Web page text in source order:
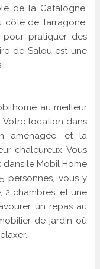
de la Catalogne,
de Tarragone.
pour pratiquer des
de Salou est une
au meilleur
location dans
aménagée, et la
chaleureux. Vous
le Mobil Home
personnes, vous y
2 chambres, et une
un repas au
de jardin où